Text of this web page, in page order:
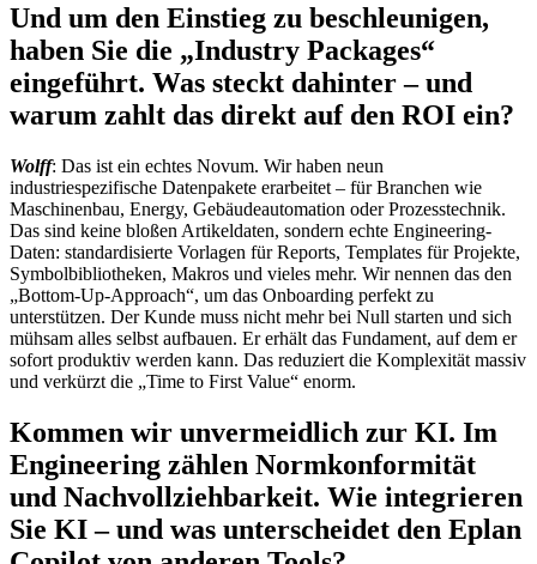
Und um den Einstieg zu beschleunigen,
haben Sie die „Industry Packages“
eingeführt. Was steckt dahinter – und
warum zahlt das direkt auf den ROI ein?
Wolff: Das ist ein echtes Novum. Wir haben neun
industriespezifische Datenpakete erarbeitet – für Branchen wie
Maschinenbau, Energy, Gebäudeautomation oder Prozesstechnik.
Das sind keine bloßen Artikeldaten, sondern echte Engineering-
Daten: standardisierte Vorlagen für Reports, Templates für Projekte,
Symbolbibliotheken, Makros und vieles mehr. Wir nennen das den
„Bottom-Up-Approach“, um das Onboarding perfekt zu
unterstützen. Der Kunde muss nicht mehr bei Null starten und sich
mühsam alles selbst aufbauen. Er erhält das Fundament, auf dem er
sofort produktiv werden kann. Das reduziert die Komplexität massiv
und verkürzt die „Time to First Value“ enorm.
Kommen wir unvermeidlich zur KI. Im
Engineering zählen Normkonformität
und Nachvollziehbarkeit. Wie integrieren
Sie KI – und was unterscheidet den Eplan